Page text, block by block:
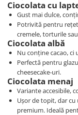
Ciocolata cu
Gust mai dulce,
Potrivită pentru
cremele, torturile
Ciocolata albă
Nu conține cacao, ci
Perfectă pentru
cheesecake-uri.
Ciocolata menaj
Variante accesibile,
Ușor de topit, dar
premium. Ideală